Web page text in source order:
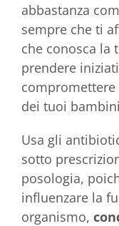
abbastanza
sempre che ti
che conosca la
prendere
dei tuoi
Usa gli
sotto
posologia,
influenzare la
organismo,